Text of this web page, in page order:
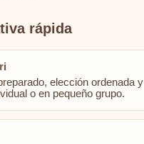
rápida
elección ordenada y
o en pequeño grupo.